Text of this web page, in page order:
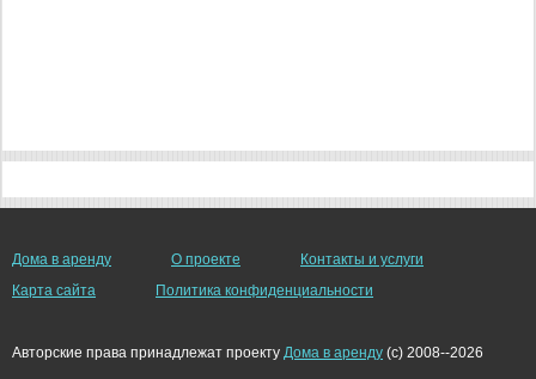
Дома в аренду О проекте
Контакты и услуги
Карта сайта
Политика конфиденциальности
Авторские права принадлежат проекту Дома в аренду (c) 2008--2026